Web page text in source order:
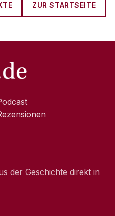
ZUR STARTSEITE
der Geschichte direkt in